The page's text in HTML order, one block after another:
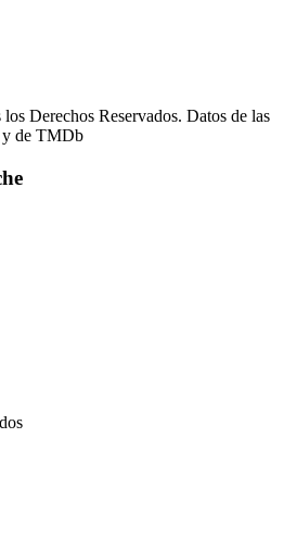
Derechos Reservados. Datos de las
y de TMDb